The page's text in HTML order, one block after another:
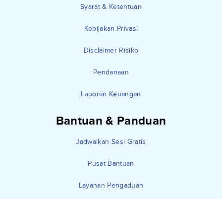
Syarat & Ketentuan
Kebijakan Privasi
Disclaimer Risiko
Pendanaan
Laporan Keuangan
Bantuan & Panduan
Jadwalkan Sesi Gratis
Pusat Bantuan
Layanan Pengaduan